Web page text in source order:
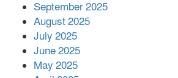
পর ফোন তারেক
September 2025
August 2025
July 2025
June 2025
May 2025